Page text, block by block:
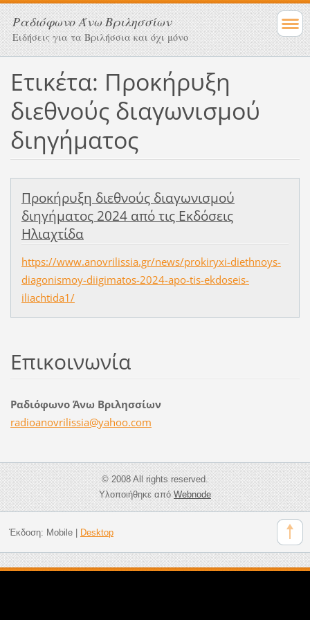
Ραδιόφωνο Άνω Βριλησσίων
Ειδήσεις για τα Βριλήσσια και όχι μόνο
Ετικέτα: Προκήρυξη
διεθνούς διαγωνισμού
διηγήματος
Προκήρυξη διεθνούς διαγωνισμού
διηγήματος 2024 από τις Εκδόσεις
Ηλιαχτίδα
https://www.anovrilissia.gr/news/prokiryxi-diethnoys-
diagonismoy-diigimatos-2024-apo-tis-ekdoseis-
iliachtida1/
Επικοινωνία
Ραδιόφωνο Άνω Βριλησσίων
radioanovrilissia@yahoo.com
© 2008 All rights reserved.
Υλοποιήθηκε απόWebnode
Έκδοση: Mobile| Desktop